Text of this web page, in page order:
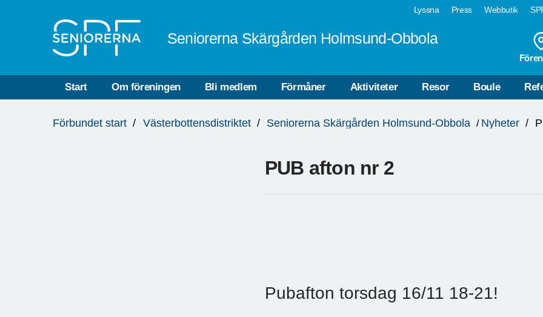
Lyssna Press Webbutik
Seniorerna Skärgården Holmsund-Obbola
Start Om föreningen Bli medlem Förmåner Aktiviteter Resor Boule
är
Förbundet start Västerbottensdistriktet Seniorerna Skärgården Holmsund-Obbola Nyheter
PUB afton nr 2
Pubafton torsdag 16/11 18-21!